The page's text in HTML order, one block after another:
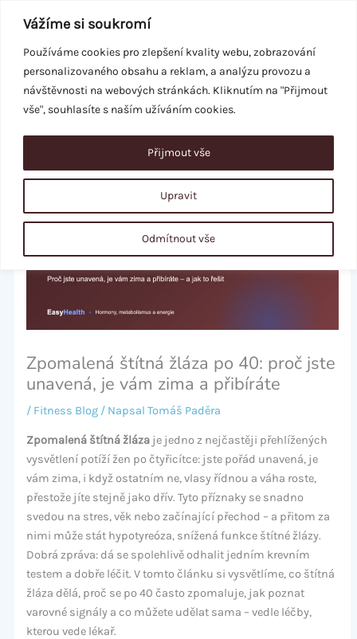
Vážíme si soukromí
Používáme cookies pro zlepšení kvality webu, zobrazování
personalizovaného obsahu a reklam, a analýzu provozu a
návštěvnosti na webových stránkách. Kliknutím na "Přijmout
vše", souhlasíte s naším užíváním cookies.
Upravit
Odmítnout vše
Přijmout vše
obsah
REZERVACE
Zpomalená štítná žláza po 40: proč jste
unavená, je vám zima a přibíráte
/ Fitness Blog/ Napsal Tomáš Paděra
Zpomalená štítná žlázaje jedno z nejčastěji přehlížených
vysvětlení potíží žen po čtyřicítce: jste pořád unavená, je
vám zima, i když ostatním ne, vlasy řídnou a váha roste,
přestože jíte stejně jako dřív. Tyto příznaky se snadno
svedou na stres, věk nebo začínající přechod – a přitom za
nimi může stát hypotyreóza, snížená funkce štítné žlázy.
Dobrá zpráva: dá se spolehlivě odhalit jedním krevním
testem a dobře léčit. V tomto článku si vysvětlíme, co štítná
žláza dělá, proč se po 40 často zpomaluje, jak poznat
varovné signály a co můžete udělat sama – vedle léčby,
kterou vede lékař.